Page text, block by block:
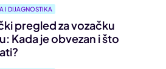
I DIJAGNOSTIKA
pregled za vozačku
Kada je obvezan i što